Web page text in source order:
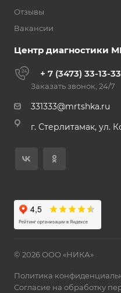
Отзывы
Вакансии
Центр диагностики
+ 7 (3473) 33-13-33
Заказать звонок, 24/7
331333@mrtshka.ru
г. Стерлитамак, ул.
© 2026 ООО «НИКА»
Политика
Согласие на обработку